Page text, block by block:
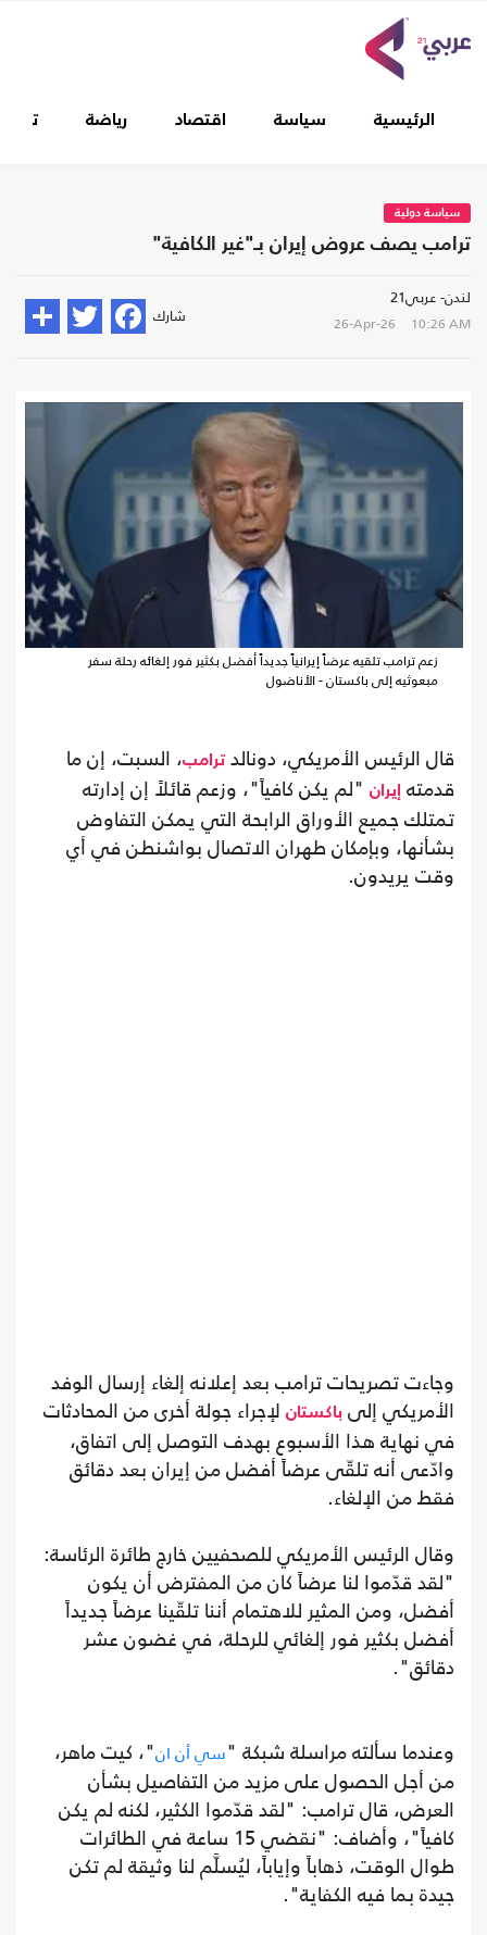
الرئيسية سياسة اقتصاد رياضة
سياسة دولية
ترامب يصف عروض إيران بـ"غير الكافية"
لندن- عربي21
26-Apr-26 10:26 AM شارك
زعم ترامب تلقيه عرضاً إيرانياً جديداً أفضل بكثير فور إلغائه رحلة سفر
مبعوثيه إلى باكستان - الأناضول
قال الرئيس الأمريكي، دونالدترامب، السبت، إن ما
قدمته إيران "لم يكن كافياً"، وزعم قائلاً إن إدارته
تمتلك جميع الأوراق الرابحة التي يمكن التفاوض
بشأنها، وبإمكان طهران الاتصال بواشنطن في أي
وقت يريدون.
وجاءت تصريحات ترامب بعد إعلانه إلغاء إرسال الوفد
الأمريكي إلى باكستان لإجراء جولة أخرى من المحادثات
في نهاية هذا الأسبوع بهدف التوصل إلى اتفاق،
وادّعى أنه تلقّى عرضاً أفضل من إيران بعد دقائق
فقط من الإلغاء.
وقال الرئيس الأمريكي للصحفيين خارج طائرة الرئاسة:
"لقد قدّموا لنا عرضاً كان من المفترض أن يكون
أفضل، ومن المثير للاهتمام أننا تلقّينا عرضاً جديداً
أفضل بكثير فور إلغائي للرحلة، في غضون عشر
دقائق".
وعندما سألته مراسلة شبكة "سي أن ان"، كيت ماهر،
من أجل الحصول على مزيد من التفاصيل بشأن
العرض، قال ترامب: "لقد قدّموا الكثير، لكنه لم يكن
كافياً"، وأضاف: "نقضي 15 ساعة في الطائرات
طوال الوقت، ذهاباً وإياباً، ليُسلَّم لنا وثيقة لم تكن
جيدة بما فيه الكفاية".